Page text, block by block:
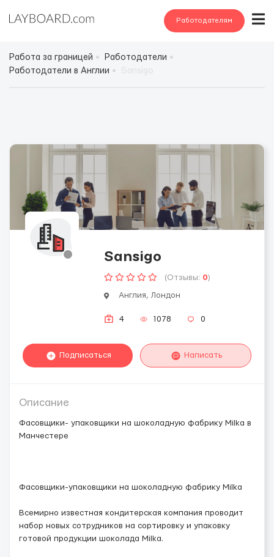
Работодателям
Работа за границей
Работодатели
Работодатели в Англии
Sansigo
(Отзывы: 0)
Англия, Лондон
4 1078 0
Подписаться Написать
Описание
Фасовщики- упаковщики на шоколадную фабрику Milka в
Манчестере
Фасовщики-упаковщики на шоколадную фабрику Milka
Всемирно известная кондитерская компания проводит
набор новых сотрудников на сортировку и упаковку
готовой продукции шоколада Milka.